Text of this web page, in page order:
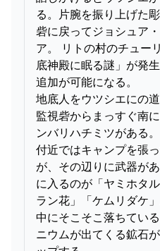
る。片腕を振り上げた
砦に戻ってジョシュア
ア。 リトの村のチュー
底神殿に眠る謎」が発
追加が可能になる。
地底人をウツシエにの
監視砦からまっすぐ南
ンバリハチミツがある
付近ではキャンプを張
が、その辺りに武器が
に入るのが「ヤミホタ
ラン花」「ケムリダケ
中にそこそこ落ちてい
ニウムが出てくる鉱石